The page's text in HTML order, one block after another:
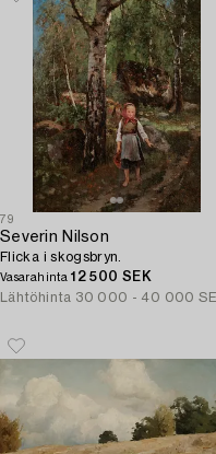
79
Severin Nilson
Flicka i skogsbryn.
Vasarahinta12 500 SEK
Lähtöhinta 30 000 - 40 000